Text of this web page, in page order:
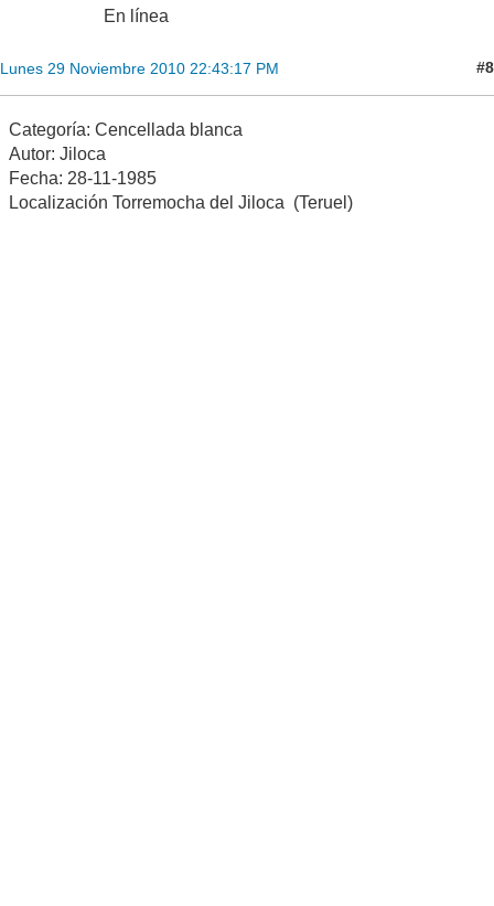
En línea
Lunes 29 Noviembre 2010 22:43:17 PM #8
Categoría: Cencellada blanca
Autor: Jiloca
Fecha: 28-11-1985
Localización Torremocha del Jiloca (Teruel)